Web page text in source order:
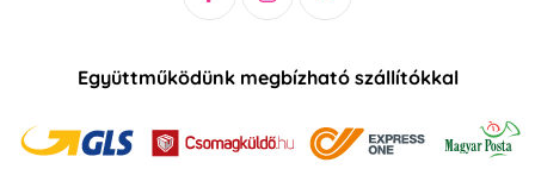
Együttműködünk megbízható szállítókkal